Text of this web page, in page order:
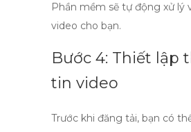
Phần mềm sẽ tự động xử lý
video cho bạn.
Bước 4: Thiết lập
tin video
Trước khi đăng tải, bạn có